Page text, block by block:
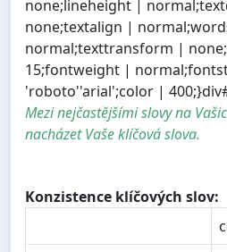
none;lineheight |
none;textalign |
normal;texttransform |
15;fontweight |
'roboto''arial';color |
Mezi nejčastějšími slovy na
nacházet Vaše klíčová slova.
Konzistence klíčových slov: